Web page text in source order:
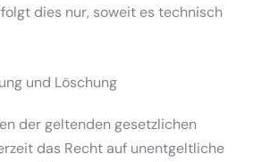
dies nur, soweit es technisch
und Löschung
der geltenden gesetz­lichen
das Recht auf unent­gelt­liche